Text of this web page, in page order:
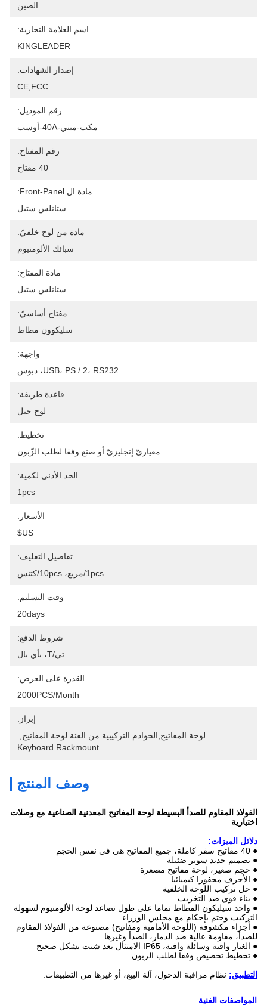
الصين
اسم العلامة التجارية:
KINGLEADER
إصدار الشهادات:
CE,FCC
رقم الموديل:
مكب-ميني-40A-أوسب
رقم المفتاح:
40 مفتاح
مادة ال Front-Panel:
ستانلس ستيل
مادة من لوح خلفيّ:
سبائك الألومنيوم
مادة المفتاح:
ستانلس ستيل
مفتاح أساسيّ:
سليكوون مطاط
واجهة:
USB، PS / 2، RS232، دبوس
قاعدة طريقة:
لوح جبل
تخطيط:
معياريّ إنجليزيّ أو صنع وفقا لطلب الزّبون
الحد الأدنى لكمية:
1pcs
الأسعار:
US$
تفاصيل التغليف:
1pcs/مربع، 10pcs/كتنس
وقت التسليم:
20days
شروط الدفع:
تي/T، بأي بال
القدرة على العرض:
2000PCS/month
إبراز:
لوحة المفاتيح,الخوادم التركيبية من الفئة لوحة المفاتيح
Keyboard Rackmount
وصف المنتج
الفولاذ المقاوم للصدأ البسيطة لوحة المفاتيح المعدنية الصناعية مع وصلات
اختيارية
دلائل الميزات:
● 40 مفاتيح سفر كاملة، جميع المفاتيح هي في نفس الحجم
● تصميم جديد سوبر ضئيلة
● حجم صغير، لوحة مفاتيح مصغرة
● الأحرف محفورا كيميائيا
● حل تركيب اللوحة الخلفية
● بناء قوي ضد التخريب
● واحد سيليكون المطاط تماما على طول تصاعد لوحة الألومنيوم لسهولة
التركيب وختم بإحكام مع مجلس الوزراء.
● أجزاء مكشوفة (اللوحة الأمامية ومفاتيح) مصنوعة من الفولاذ المقاوم
للصدأ، مقاومة عالية ضد الدمار، الصدأ وغيرها
● الغبار واقية وسائلة واقية، IP65 الامتثال بعد شنت بشكل صحيح
● تخطيط تخصيص وفقا لطلب الزبون
التطبيق: نظام مراقبة الدخول، آلة البيع، أو غيرها من التطبيقات.
المواصفات الفنية